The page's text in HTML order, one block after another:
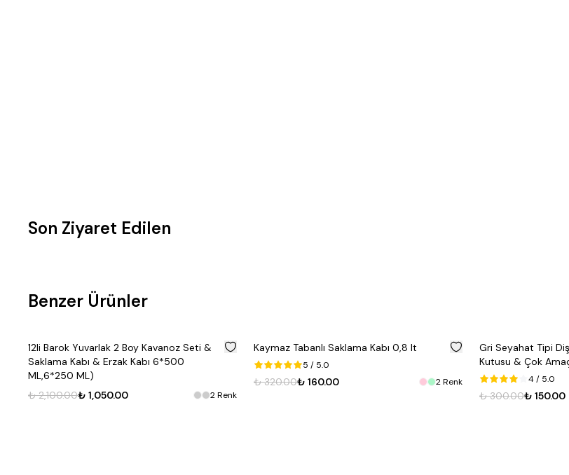
Son Ziyaret Edilen
Benzer Ürünler
% 50
12li Barok Yuvarlak 2 Boy Kavanoz Seti &
Saklama Kabı & Erzak Kabı 6*500
ML,6*250 ML)
₺ 2,100.00₺ 1,050.00 2Renk
50
Kaymaz Tabanlı Saklama Kabı 0,8 lt
5 / 5.0
₺ 320.00₺ 160.00 2Renk
Gri Seyahat Tipi
Kutusu & Çok
4/ 5.0
₺ 300.00₺ 150.00